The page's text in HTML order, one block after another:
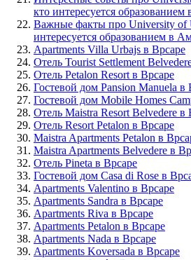
кто интересуется
Важные факты про University of
интересуется образованием в
Apartments Villa Urbajs в Врсаре
Отель Tourist Settlement
Отель Petalon Resort в Врсаре
Гостевой дом Pansion Manuela в
Гостевой дом Mobile Homes
Отель Maistra Resort Belvedere в
Отель Resort Petalon в Врсаре
Maistra Apartments Petalon в
Maistra Apartments Belvedere в
Отель Pineta в Врсаре
Гостевой дом Casa di Rose в
Apartments Valentino в Врсаре
Apartments Sandra в Врсаре
Apartments Riva в Врсаре
Apartments Petalon в Врсаре
Apartments Nada в Врсаре
Apartments Koversada в Врсаре